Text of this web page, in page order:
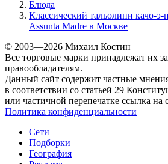
Блюда
Классический тальолини качо-э-
Assunta Madre в Москве
© 2003—2026 Михаил Костин
Все торговые марки принадлежат их
правообладателям.
Данный сайт содержит частные
в соответствии со статьей 29
или частичной перепечатке ссылка на
Политика конфиденциальности
Сети
Подборки
География